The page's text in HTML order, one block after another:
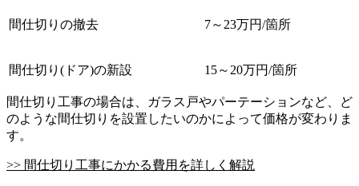
間仕切りの撤去 7～23万円/箇所
間仕切り(ドア)の新設 15～20万円/箇所
間仕切り工事の場合は、ガラス戸やパーテーションなど、ど
のような間仕切りを設置したいのかによって価格が変わりま
す。
>> 間仕切り工事にかかる費用を詳しく解説